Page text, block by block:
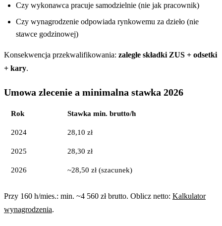
Czy wykonawca pracuje samodzielnie (nie jak pracownik)
Czy wynagrodzenie odpowiada rynkowemu za dzieło (nie
stawce godzinowej)
Konsekwencja przekwalifikowania: zaległe składki ZUS + odsetki
+ kary.
Umowa zlecenie a minimalna stawka 2026
Rok Stawka min. brutto/h
2024 28,10 zł
2025 28,30 zł
2026 ~28,50 zł (szacunek)
Przy 160 h/mies.: min. ~4 560 zł brutto. Oblicz netto: Kalkulator
wynagrodzenia.